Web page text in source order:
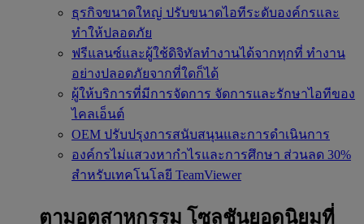
ธุรกิจขนาดใหญ่ ปรับขนาดไอทีระดับองค์กรและ
ทำให้ปลอดภัย
ฟรีแลนซ์และผู้ใช้ดิจิทัลทำงานได้จากทุกที่ ทำงาน
อย่างปลอดภัยจากที่ใดก็ได้
ผู้ให้บริการที่มีการจัดการ จัดการและรักษาไอทีของ
ไคลเอ็นต์
OEM ปรับปรุงการสนับสนุนและการดำเนินการ
องค์กรไม่แสวงหากำไรและการศึกษา ส่วนลด 30%
สำหรับเทคโนโลยี TeamViewer
ตามอุตสาหกรรม โซลูชันยอดนิยมที่